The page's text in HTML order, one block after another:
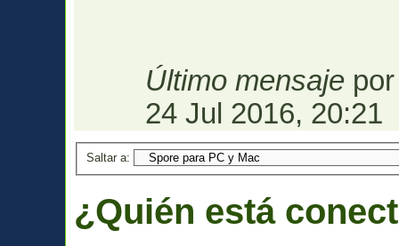
Último mensaje
24 Jul 2016, 20:21
Saltar a:
¿Quién está